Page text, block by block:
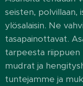
seisten, polvillaan,
ylösalaisin. Ne
tasapainottavat.
tarpeesta riippuen
mudrat ja
tuntejamme ja